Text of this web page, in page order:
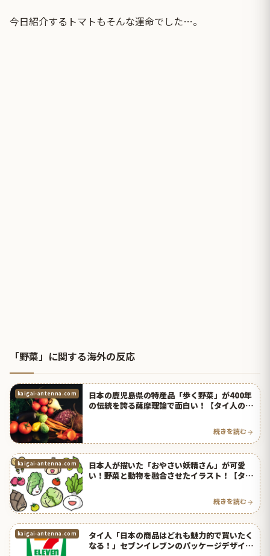
今日紹介するトマトもそんな運命でした…。
「野菜」に関する海外の反応
kaigai-antenna.com
日本の鹿児島県の特産品「歩く野菜」が400年
の伝統を誇る薩摩理論で面白い！【タイ人の反
続きを読む
kaigai-antenna.com
日本人が描いた「おやさい妖精さん」が可愛
い！野菜と動物を融合させたイラスト！【タイ
続きを読む
kaigai-antenna.com
タイ人「日本の商品はどれも魅力的で買いたく
なる！」セブンイレブンのパッケージデザイン